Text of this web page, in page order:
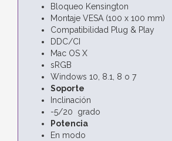
Bloqueo Kensington
Montaje VESA (100 x 100 mm)
Compatibilidad Plug & Play
DDC/CI
Mac OS X
sRGB
Windows 10, 8.1, 8 o 7
Soporte
Inclinación
-5/20 grado
Potencia
En modo